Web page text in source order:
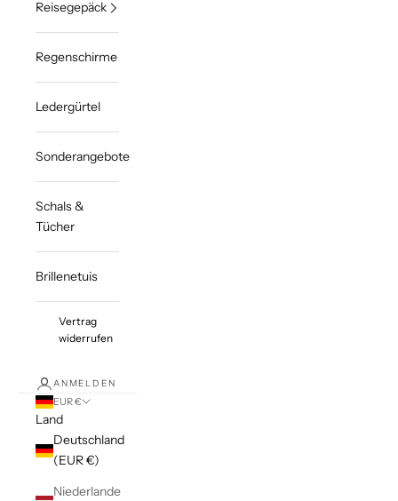
Reisegepäck
Regenschirme
Ledergürtel
Sonderangebote
Schals &
Tücher
Brillenetuis
Vertrag
widerrufen
ANMELDEN
EUR €
Land
Deutschland
(EUR €)
Niederlande